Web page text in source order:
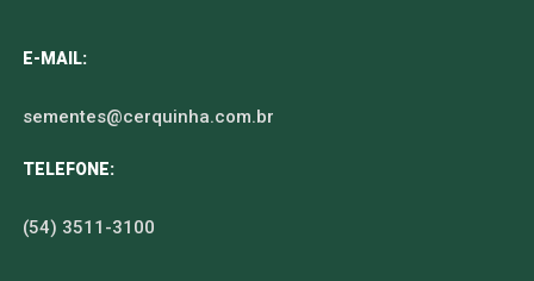
E-MAIL:
sementes@cerquinha.com.br
TELEFONE:
(54) 3511-3100